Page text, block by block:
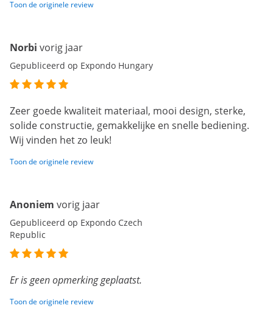
Toon de originele review
Norbi vorig jaar
Gepubliceerd op Expondo Hungary
Zeer goede kwaliteit materiaal, mooi design, sterke,
solide constructie, gemakkelijke en snelle bediening.
Wij vinden het zo leuk!
Toon de originele review
Anoniem vorig jaar
Gepubliceerd op Expondo Czech
Republic
Er is geen opmerking geplaatst.
Toon de originele review